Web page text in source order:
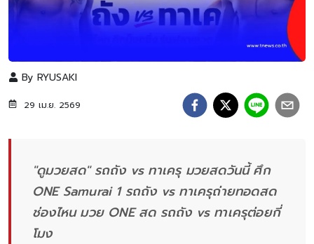
By RYUSAKI
29 เม.ย. 2569
"ดูมวยสด" รถถัง vs ทาเครุ มวยสดวันนี้ ศึก
ONE Samurai 1 รถถัง vs ทาเครุถ่ายทอดสด
ช่องไหน มวย ONE สด รถถัง vs ทาเครุต่อยกี่
โมง